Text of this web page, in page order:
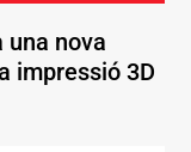
una nova
impressió 3D